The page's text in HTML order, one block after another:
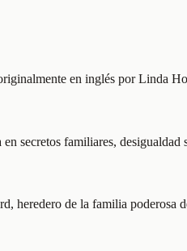
en inglés por Linda
secretos familiares,
heredero de la familia poderosa